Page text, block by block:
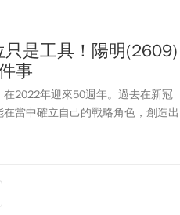
含IPTV中華電信MOD、網路平台
路頗受關注。近年因為民眾影視收
後大股東包括台達電董事長鄭崇
等，初次在創新版上市也引起關
起，其實中華電信在2007年時就投
奧運轉播權。愛爾達創辦人陳怡君
堯是前電信總局局長與中華電信改
台達電執行副總裁李健民，所以愛
變成愛爾達（Elta）。台達電後來
是工具！陽明(2609)
事
2022年迎來50週年。過去在新冠
當中確立自己的戰略角色，創造出
動數位轉型和永續經營的策略，